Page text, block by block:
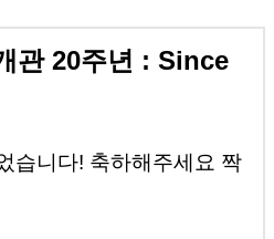
관 20주년 : Since
습니다! 축하해주세요 짝